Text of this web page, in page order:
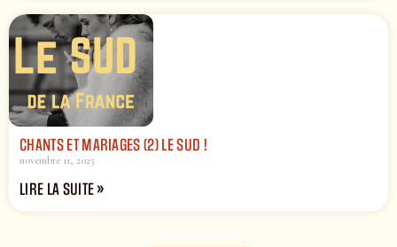
CHANTS ET MARIAGES (2) LE SUD !
novembre 11, 2025
LIRE LA SUITE »